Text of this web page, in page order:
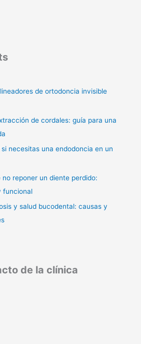
de ortodoncia invisible
de cordales: guía para una
necesitas una endodoncia en un
reponer un diente perdido:
funcional
y salud bucodental: causas y
de la clínica